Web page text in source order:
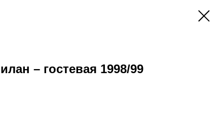
– гостевая 1998/99